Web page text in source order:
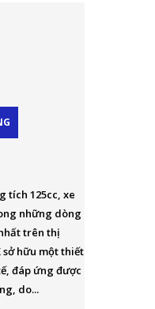
tích 125cc, xe
những dòng
trên thị
sở hữu một thiết
đáp ứng được
do...